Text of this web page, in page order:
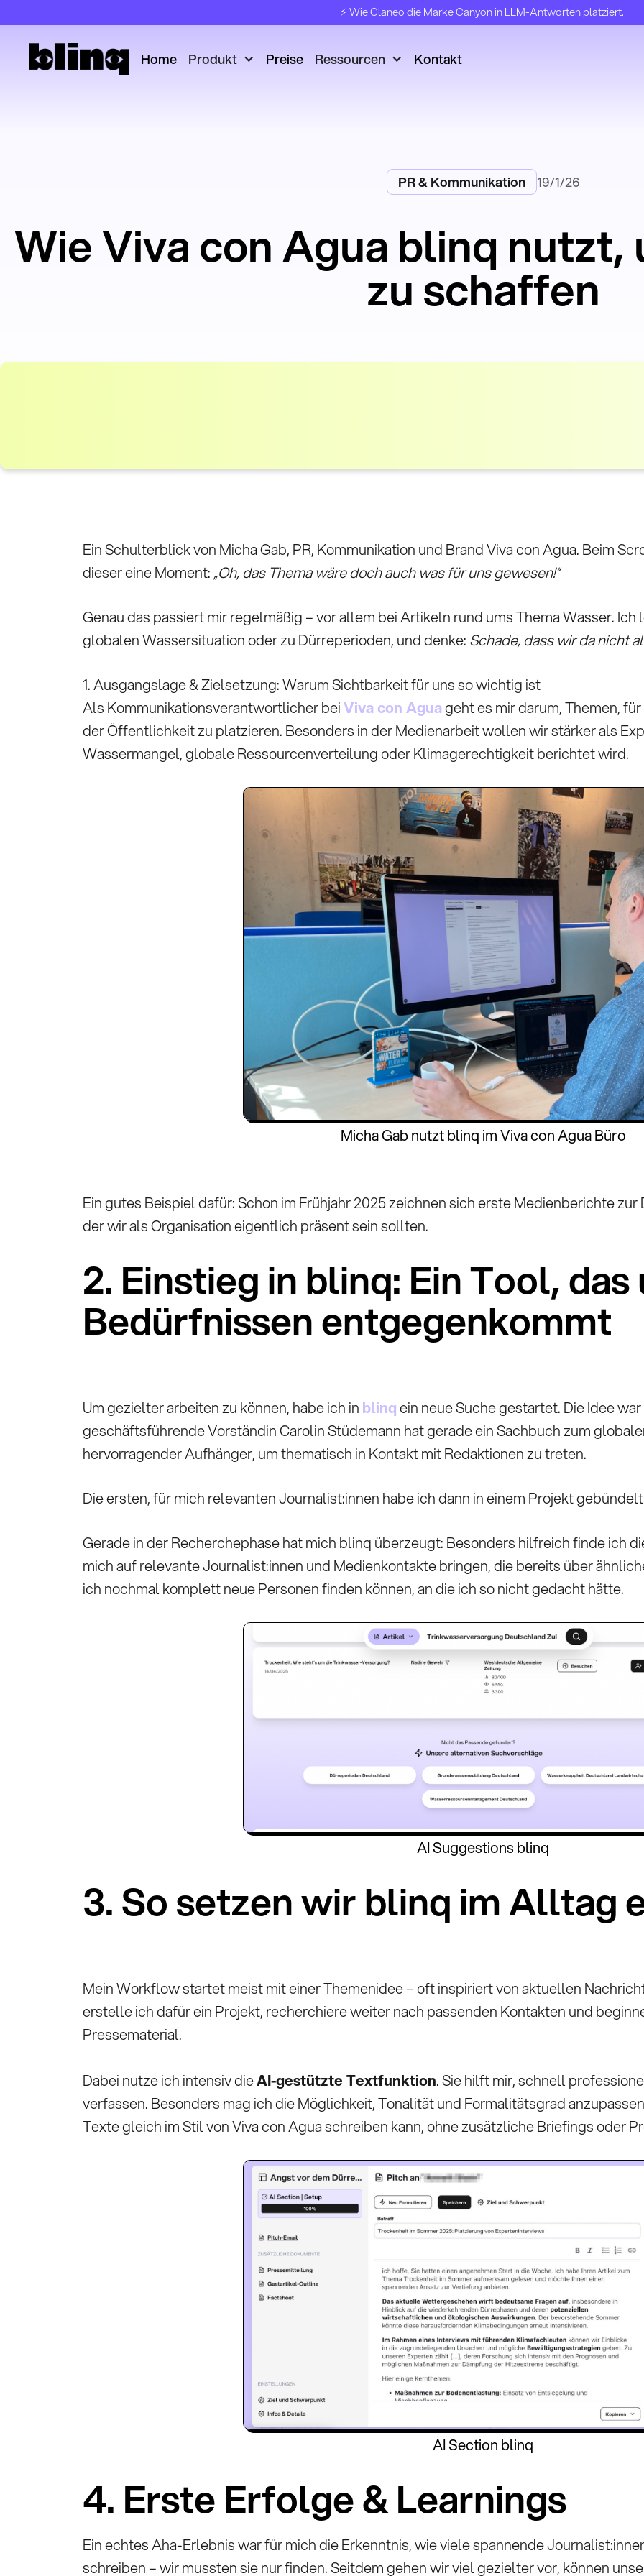
Home Produkt Preise Ressourcen Kontakt
⚡️ Wie Claneo die Marke Canyon in LLM-Antworten platziert.
PR & Kommunikation 19/1/26
Wie Viva con Agua blinq
zu schaffen
Ein Schulterblick von Micha Gab, PR, Kommunikation und Brand Viva con Agua. Beim
dieser eine Moment:„Oh, das Thema wäre doch auch was für uns gewesen!“
Genau das passiert mir regelmäßig – vor allem bei Artikeln rund ums Thema Wasser.
globalen Wassersituation oder zu Dürreperioden, und denke: Schade, dass wir da nicht
1. Ausgangslage & Zielsetzung: Warum Sichtbarkeit für uns so wichtig ist
Als Kommunikationsverantwortlicher beiViva con Aguageht es mir darum, Themen,
der Öffentlichkeit zu platzieren. Besonders in der Medienarbeit wollen wir stärker als
Wassermangel, globale Ressourcenverteilung oder Klimagerechtigkeit berichtet wird.
Micha Gab nutzt blinq im Viva con Agua Büro
Ein gutes Beispiel dafür: Schon im Frühjahr 2025 zeichnen sich erste Medienberichte zur
der wir als Organisation eigentlich präsent sein sollten.
2. Einstieg in blinq: Ein Tool,
Bedürfnissen entgegenkommt
Um gezielter arbeiten zu können, habe ich in blinqein neue Suche gestartet. Die Idee
geschäftsführende Vorständin Carolin Stüdemann hat gerade ein Sachbuch zum
hervorragender Aufhänger, um thematisch in Kontakt mit Redaktionen zu treten.
Die ersten, für mich relevanten Journalist:innen habe ich dann in einem Projekt
Gerade in der Recherchephase hat mich blinq überzeugt: Besonders hilfreich finde ich
mich auf relevante Journalist:innen und Medienkontakte bringen, die bereits über
ich nochmal komplett neue Personen finden können, an die ich so nicht gedacht hätte.
AI Suggestions blinq
3. So setzen wir blinq im Alltag
Mein Workflow startet meist mit einer Themenidee – oft inspiriert von aktuellen
erstelle ich dafür ein Projekt, recherchiere weiter nach passenden Kontakten und
Pressematerial.
Dabei nutze ich intensiv dieAI-gestützte Textfunktion. Sie hilft mir, schnell
verfassen. Besonders mag ich die Möglichkeit, Tonalität und Formalitätsgrad
Texte gleich im Stil von Viva con Agua schreiben kann, ohne zusätzliche Briefings oder
AI Section blinq
4. Erste Erfolge & Learnings
Ein echtes Aha-Erlebnis war für mich die Erkenntnis, wie viele spannende
schreiben – wir mussten sie nur finden. Seitdem gehen wir viel gezielter vor, können